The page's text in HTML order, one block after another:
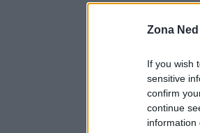
Zona Ned
If you wish
sensitive
confirm
continue
information